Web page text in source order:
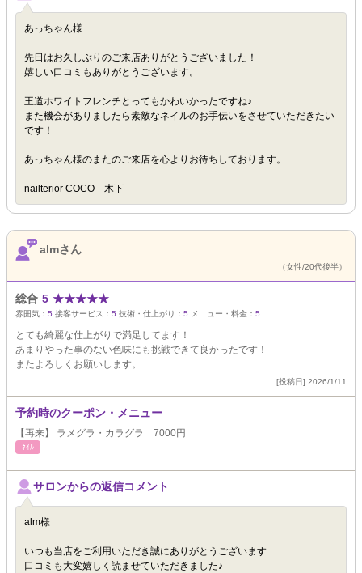
あっちゃん様
先日はお久しぶりのご来店ありがとうございました！
嬉しい口コミもありがとうございます。
王道ホワイトフレンチとってもかわいかったですね♪
また機会がありましたら素敵なネイルのお手伝いをさせていただきたい
です！
あっちゃん様のまたのご来店を心よりお待ちしております。
nailterior COCO 木下
almさん
（女性/20代後半）
総合 5 ★★★★★
雰囲気： 5 接客サービス： 5 技術・仕上がり： 5 メニュー・料金： 5
とても綺麗な仕上がりで満足してます！
あまりやった事のない色味にも挑戦できて良かったです！
またよろしくお願いします。
[投稿日] 2026/1/11
予約時のクーポン・メニュー
【再来】 ラメグラ・カラグラ 7000円
ﾈｲﾙ
サロンからの返信コメント
alm様
いつも当店をご利用いただき誠にありがとうございます
口コミも大変嬉しく読ませていただきました♪